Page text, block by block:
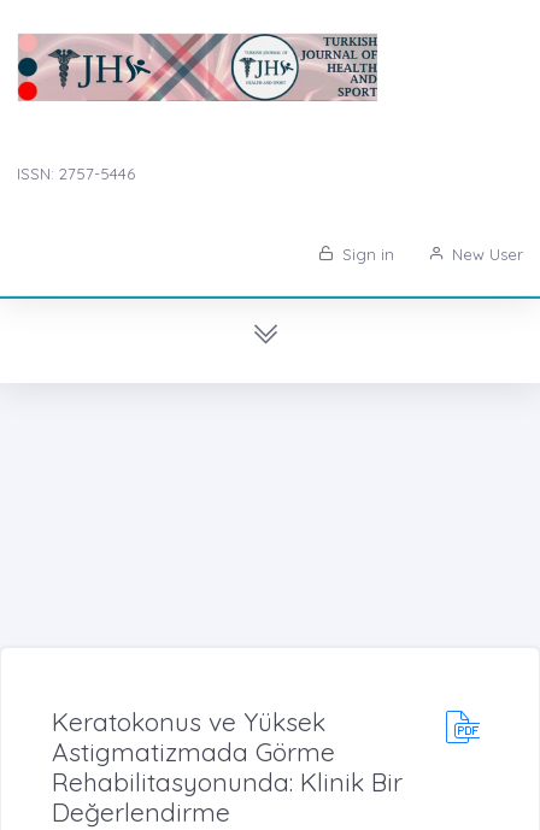
ISSN: 2757-5446
Sign in New User
Keratokonus ve Yüksek
Astigmatizmada Görme
Rehabilitasyonunda: Klinik Bir
Değerlendirme